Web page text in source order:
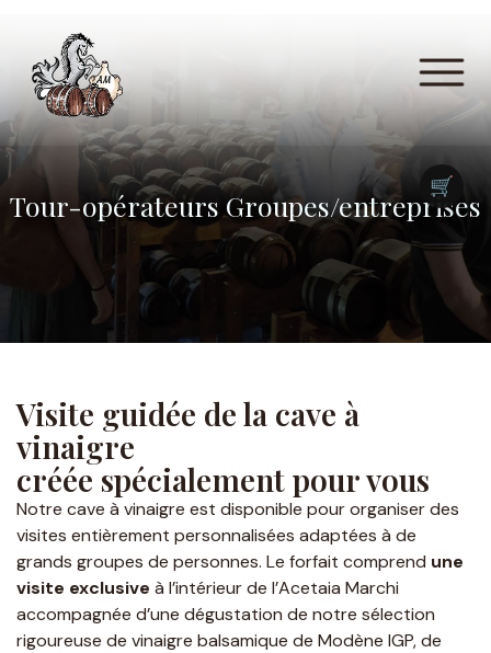
Tour-opérateurs Groupes/entreprises
Visite guidée de la cave à
vinaigre
créée spécialement pour vous
Notre cave à vinaigre est disponible pour organiser des
visites entièrement personnalisées adaptées à de
grands groupes de personnes. Le forfait comprend une
visite exclusive à l’intérieur de l’Acetaia Marchi
accompagnée d’une dégustation de notre sélection
rigoureuse de vinaigre balsamique de Modène IGP, de
🛒